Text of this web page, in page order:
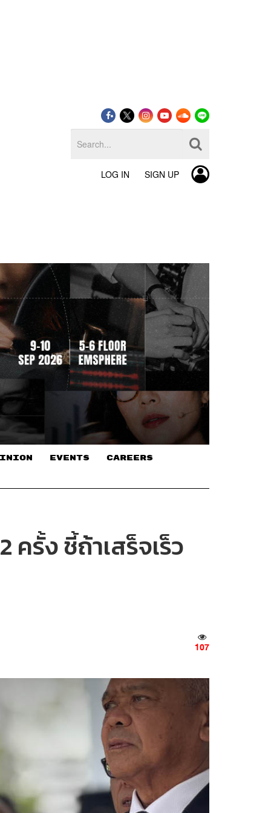
LOG IN SIGN UP
EVENTS CAREERS
ครั้ง ชี้ถ้าเสร็จเร็ว
107